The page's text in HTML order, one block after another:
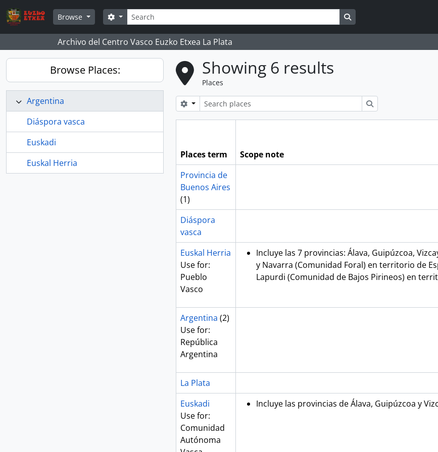
Skip to main content
Browse
Search
Search options
Archivo del Centro Vasco Euzko Etxea La Plata
Browse Places:
Argentina
Diáspora vasca
Euskadi
Euskal Herria
Showing 6 results
Places
Search options
Places term Scope note
Provincia de
Buenos Aires
(1)
Diáspora
vasca
Euskal Herria
Use for:
Pueblo
Vasco
Incluye las 7 provincias: Álava, Guipúzcoa,
y Navarra (Comunidad Foral) en territorio de
Lapurdi (Comunidad de Bajos Pirineos) en
Argentina (2)
Use for:
República
Argentina
La Plata
Euskadi
Use for:
Comunidad
Autónoma
Incluye las provincias de Álava, Guipúzcoa y